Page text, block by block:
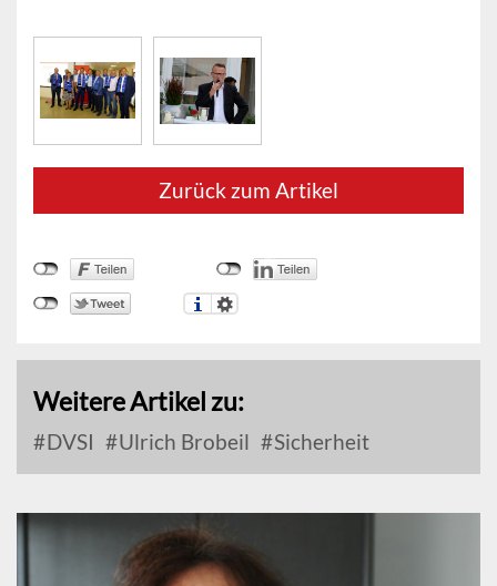
Zurück zum Artikel
Weitere Artikel zu:
DVSI Ulrich Brobeil Sicherheit